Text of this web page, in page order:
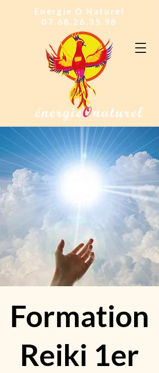
Energie O Naturel
07.68.26.35.98
Formation
Reiki 1er